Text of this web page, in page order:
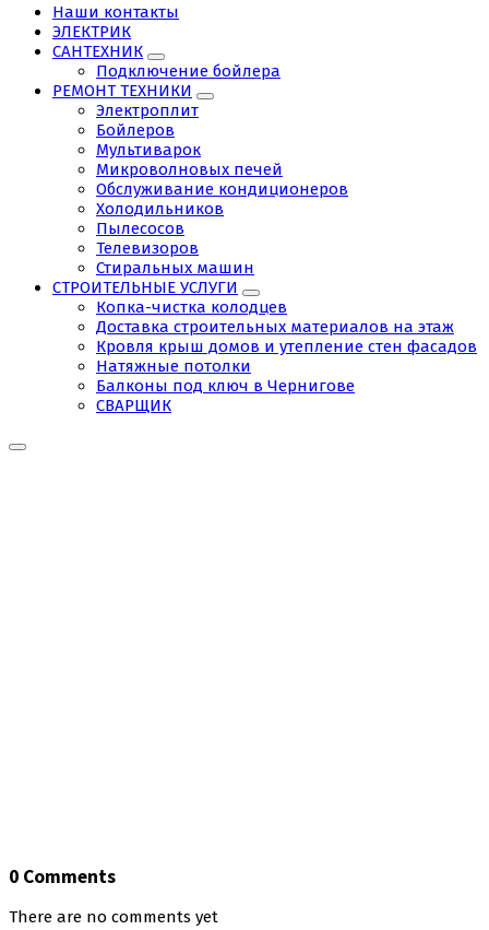
Наши контакты
ЭЛЕКТРИК
САНТЕХНИК
Подключение бойлера
РЕМОНТ ТЕХНИКИ
Электроплит
Бойлеров
Мультиварок
Микроволновых печей
Обслуживание кондиционеров
Холодильников
Пылесосов
Телевизоров
Стиральных машин
СТРОИТЕЛЬНЫЕ УСЛУГИ
Копка-чистка колодцев
Доставка строительных материалов на этаж
Кровля крыш домов и утепление стен фасадов
Натяжные потолки
Балконы под ключ в Чернигове
СВАРЩИК
0 Comments
There are no comments yet